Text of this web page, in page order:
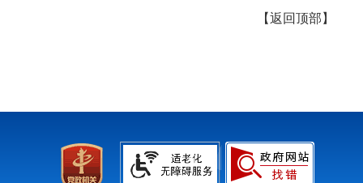
【返回顶部 】